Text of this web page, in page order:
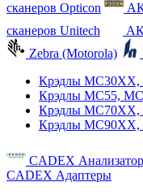
сканеров Opticon
сканеров Unitech
Zebra (Motorola)
Крэдлы
Крэдлы MC55,
Крэдлы MC70XX,
Крэдлы MC90XX,
CADEX
CADEX Адаптеры